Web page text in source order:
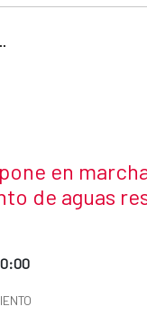
noticia
en
de aguas
de la noticia
noticia